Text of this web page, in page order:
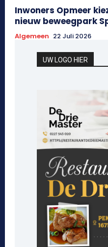
Inwoners Opmeer
nieuw beweegpark
Algemeen 22 Juli 2026
UW LOGO HIER